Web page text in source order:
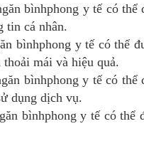
bìnhphong y tế có
tin cá nhân.
bìnhphong y tế có thể
mái và hiệu quả.
bìnhphong y tế có
dụng dịch vụ.
bìnhphong y tế có